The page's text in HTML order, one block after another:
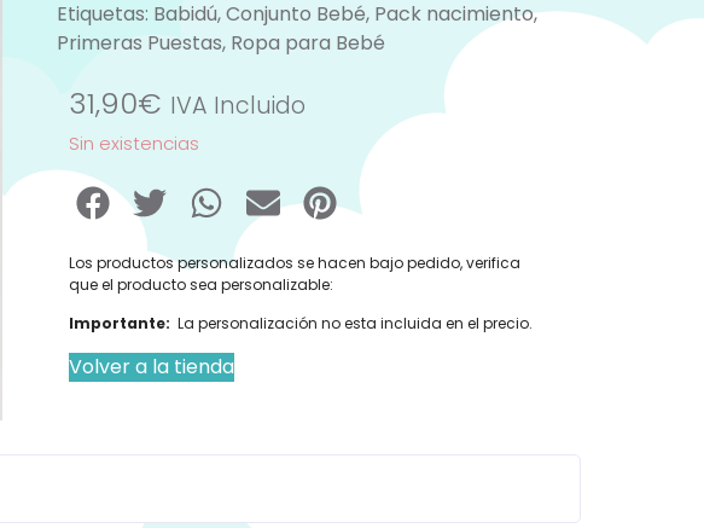
Etiquetas: Babidú,Conjunto Bebé, Pack nacimiento,
Primeras Puestas, Ropa para Bebé
31,90€ IVA Incluido
Sin existencias
Los productos personalizados se hacen bajo pedido, verifica
que el producto sea personalizable:
Importante: La personalización no esta incluida en el precio.
Volver a la tienda